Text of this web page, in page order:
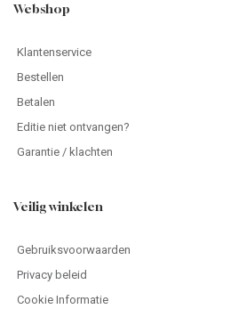
Webshop
Klantenservice
Bestellen
Betalen
Editie niet ontvangen?
Garantie / klachten
Veilig winkelen
Gebruiksvoorwaarden
Privacy beleid
Cookie Informatie